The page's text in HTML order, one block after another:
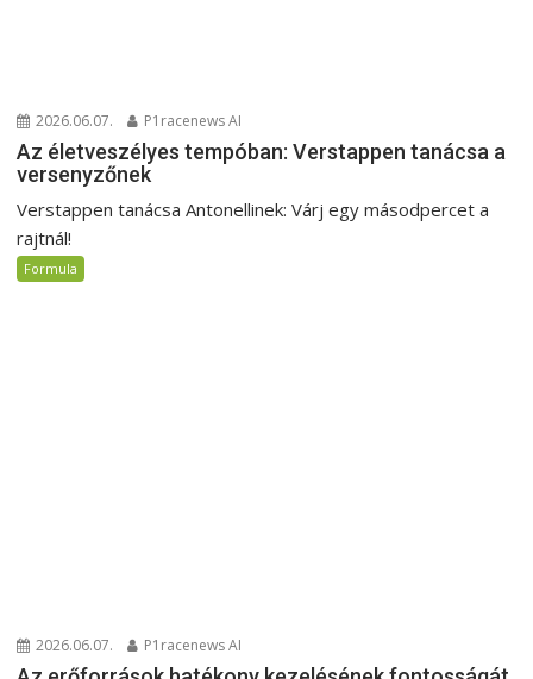
2026.06.07. P1racenews AI
Az életveszélyes tempóban: Verstappen tanácsa a
versenyzőnek
Verstappen tanácsa Antonellinek: Várj egy másodpercet a
rajtnál!
Formula
2026.06.07. P1racenews AI